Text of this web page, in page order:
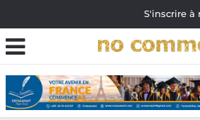
S'inscrire à